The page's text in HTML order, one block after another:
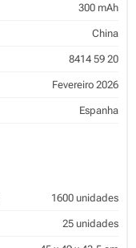
300 mAh
China
8414 59 20
Fevereiro 2026
Espanha
1600 unidades
25 unidades